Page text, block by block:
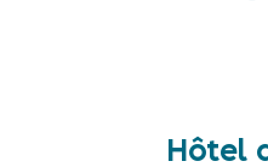
Hôtel